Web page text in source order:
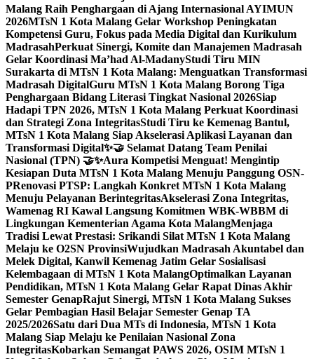
Malang Raih Penghargaan di Ajang Internasional AYIMUN
2026MTsN 1 Kota Malang Gelar Workshop Peningkatan
Kompetensi Guru, Fokus pada Media Digital dan Kurikulum
MadrasahPerkuat Sinergi, Komite dan Manajemen Madrasah
Gelar Koordinasi Ma’had Al-MadanyStudi Tiru MIN
Surakarta di MTsN 1 Kota Malang: Menguatkan Transformasi
Madrasah DigitalGuru MTsN 1 Kota Malang Borong Tiga
Penghargaan Bidang Literasi Tingkat Nasional 2026Siap
Hadapi TPN 2026, MTsN 1 Kota Malang Perkuat Koordinasi
dan Strategi Zona IntegritasStudi Tiru ke Kemenag Bantul,
MTsN 1 Kota Malang Siap Akselerasi Aplikasi Layanan dan
Transformasi Digital✨🤝 Selamat Datang Team Penilai
Nasional (TPN) 🤝✨Aura Kompetisi Menguat! Mengintip
Kesiapan Duta MTsN 1 Kota Malang Menuju Panggung OSN-
PRenovasi PTSP: Langkah Konkret MTsN 1 Kota Malang
Menuju Pelayanan BerintegritasAkselerasi Zona Integritas,
Wamenag RI Kawal Langsung Komitmen WBK-WBBM di
Lingkungan Kementerian Agama Kota MalangMenjaga
Tradisi Lewat Prestasi: Srikandi Silat MTsN 1 Kota Malang
Melaju ke O2SN ProvinsiWujudkan Madrasah Akuntabel dan
Melek Digital, Kanwil Kemenag Jatim Gelar Sosialisasi
Kelembagaan di MTsN 1 Kota MalangOptimalkan Layanan
Pendidikan, MTsN 1 Kota Malang Gelar Rapat Dinas Akhir
Semester GenapRajut Sinergi, MTsN 1 Kota Malang Sukses
Gelar Pembagian Hasil Belajar Semester Genap TA
2025/2026Satu dari Dua MTs di Indonesia, MTsN 1 Kota
Malang Siap Melaju ke Penilaian Nasional Zona
IntegritasKobarkan Semangat PAWS 2026, OSIM MTsN 1